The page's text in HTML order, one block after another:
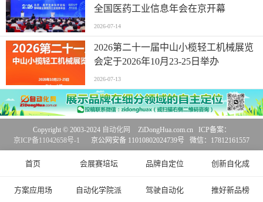
全国医药工业信息年会在京开幕
2026-07-14
2026第二十一届中山小榄轻工机械展览
会定于2026年10月23-25日举办
2026-07-13
首页 会展赛培坛 品牌自定位 创新自化成
方案应用场 自动化学院派 驾驶自动化 推好新品榜
Copyright © 2003-2024 自动化网
ZiDongHua.com.cn ICP备案：
京ICP备11042658号-1
京公网安备 11010802024739号 微信：17812161557